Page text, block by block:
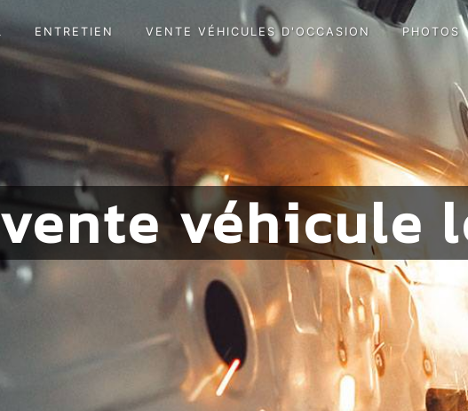
ENTRETIEN VENTE VÉHICULES D'OCCASION PHOTOS
vente véhicule